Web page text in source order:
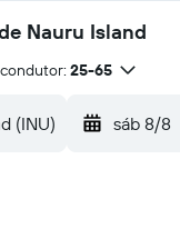
Nauru Island
25-65
(INU) sáb 8/8